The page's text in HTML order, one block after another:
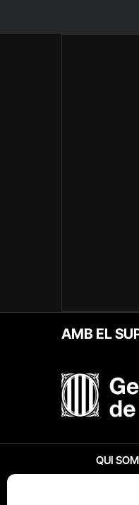
AMB EL
QUI